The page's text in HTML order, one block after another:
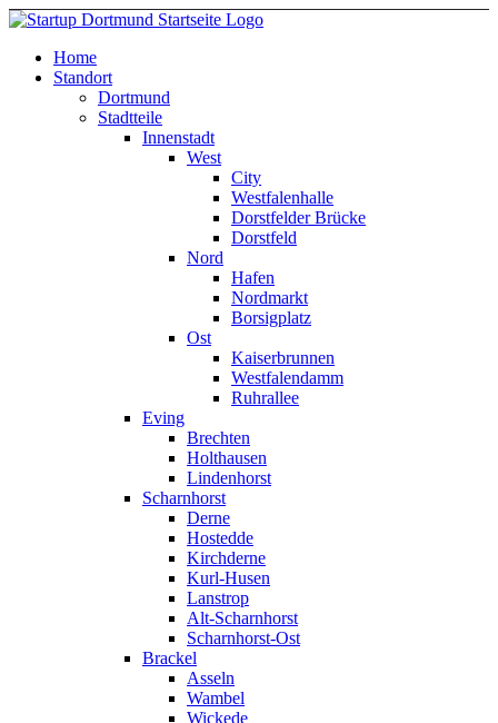
Home
Standort
Dortmund
Stadtteile
Innenstadt
West
City
Westfalenhalle
Dorstfelder Brücke
Dorstfeld
Nord
Hafen
Nordmarkt
Borsigplatz
Ost
Kaiserbrunnen
Westfalendamm
Ruhrallee
Eving
Brechten
Holthausen
Lindenhorst
Scharnhorst
Derne
Hostedde
Kirchderne
Kurl-Husen
Lanstrop
Alt-Scharnhorst
Scharnhorst-Ost
Brackel
Asseln
Wambel
Wickede